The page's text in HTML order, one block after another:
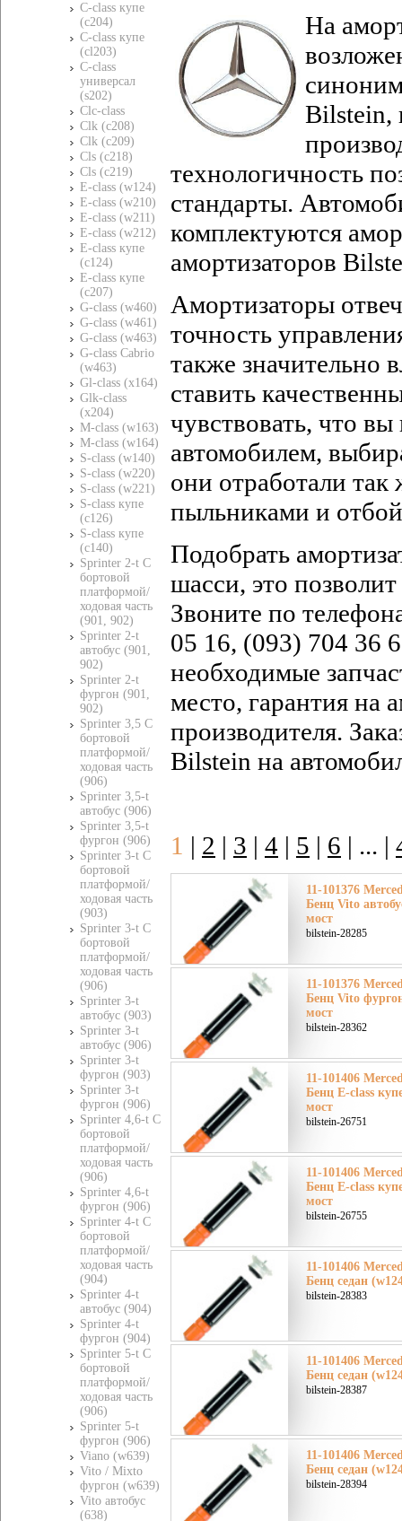
C-class купе
(c204)
C-class купе
(cl203)
C-class
универсал
(s202)
Clc-class
Clk (c208)
Clk (c209)
Cls (c218)
Cls (c219)
E-class (w124)
E-class (w210)
E-class (w211)
E-class (w212)
E-class купе
(c124)
E-class купе
(c207)
G-class (w460)
G-class (w461)
G-class (w463)
G-class Cabrio
(w463)
Gl-class (x164)
Glk-class
(x204)
M-class (w163)
M-class (w164)
S-class (w140)
S-class (w220)
S-class (w221)
S-class купе
(c126)
S-class купе
(c140)
Sprinter 2-t C
бортовой
платформой/
ходовая часть
(901, 902)
Sprinter 2-t
автобус (901,
902)
Sprinter 2-t
фургон (901,
902)
Sprinter 3,5 C
бортовой
платформой/
ходовая часть
(906)
Sprinter 3,5-t
автобус (906)
Sprinter 3,5-t
фургон (906)
Sprinter 3-t C
бортовой
платформой/
ходовая часть
(903)
Sprinter 3-t C
бортовой
платформой/
ходовая часть
(906)
Sprinter 3-t
автобус (903)
Sprinter 3-t
автобус (906)
Sprinter 3-t
фургон (903)
Sprinter 3-t
фургон (906)
Sprinter 4,6-t C
бортовой
платформой/
ходовая часть
(906)
Sprinter 4,6-t
фургон (906)
Sprinter 4-t C
бортовой
платформой/
ходовая часть
(904)
Sprinter 4-t
автобус (904)
Sprinter 4-t
фургон (904)
Sprinter 5-t C
бортовой
платформой/
ходовая часть
(906)
Sprinter 5-t
фургон (906)
Viano (w639)
Vito / Mixto
фургон (w639)
Vito автобус
(638)
На
Bilstein,
технологичность
стандарты.
комплектуются
амортизаторов
Амортизаторы
точность
также значительно
ставить
чувствовать, что
автомобилем,
они отработали
пыльниками и
Подобрать
шасси, это
Звоните по
05 16, (093) 704 36
необходимые
место, гарантия на
производителя.
Bilstein на
1 | 2 | 3 | 4 | 5 | 6 | ... |
11-101376
Бенц Vito
мост
bilstein-28285
11-101376
Бенц Vito
мост
bilstein-28362
11-101406
Бенц E-class
мост
bilstein-26751
11-101406
Бенц E-class
мост
bilstein-26755
11-101406
Бенц седан
bilstein-28383
11-101406
Бенц седан
bilstein-28387
11-101406
Бенц седан
bilstein-28394